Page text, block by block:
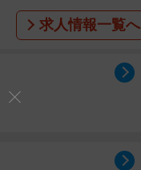
求人情報一覧へ